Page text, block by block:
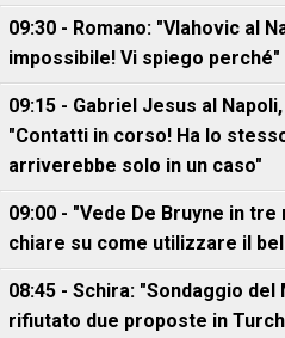
09:30 - Romano: "Vlahovic al
impossibile! Vi spiego perché"
09:15 - Gabriel Jesus al
"Contatti in corso! Ha lo
arriverebbe solo in un caso"
09:00 - "Vede De Bruyne in
chiare su come utilizzare il
08:45 - Schira: "Sondaggio
rifiutato due proposte in